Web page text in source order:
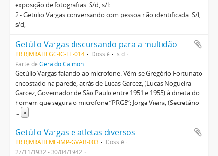
exposição de fotografias. S/d, s/l;
2 - Getúlio Vargas conversando com pessoa não identificada. S/l,
s/d;
Getúlio Vargas discursando para a multidão
BR RJMRAHI GC-IC-FT-014 Dossiê
s.d
Parte de Geraldo Calmon
Getúlio Vargas falando ao microfone. Vêm-se Gregório Fortunato
encostado na parede, atrás de Lucas Garcez, (Lucas Nogueira
Garcez, Governador de São Paulo entre 1951 e 1955) à direita do
homem que segura o microfone “PRG5”; Jorge Vieira, (Secretário
... »
Getúlio Vargas e atletas diversos
BR RJMRAHI ML-IMP-GVAB-003
Dossiê
27/11/1932 - 30/04/1942